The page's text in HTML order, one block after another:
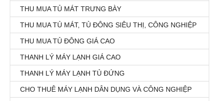
THU MUA TỦ MÁT TRƯNG BÀY
THU MUA TỦ MÁT, TỦ ĐÔNG SIÊU THỊ, CÔNG NGHIỆP
THU MUA TỦ ĐÔNG GIÁ CAO
THANH LÝ MÁY LẠNH GIÁ CAO
THANH LÝ MÁY LẠNH TỦ ĐỨNG
CHO THUÊ MÁY LẠNH DÂN DỤNG VÀ CÔNG NGHIỆP